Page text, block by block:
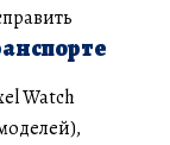
Watch